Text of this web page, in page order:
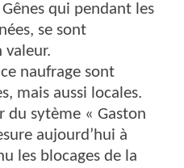
qui pendant les
se sont
valeur.
naufrage sont
mais aussi locales.
du sytème « Gaston
aujourd’hui à
les blocages de la